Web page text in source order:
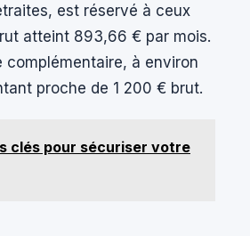
est réservé à ceux
atteint 893,66 € par mois.
complémentaire, à environ
proche de 1 200 € brut.
clés pour sécuriser votre